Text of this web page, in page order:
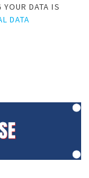
YOUR DATA IS
DATA